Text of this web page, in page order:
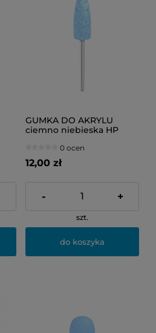
GUMKA DO AKRYLU
ciemno niebieska HP
0 ocen
12,00 zł
- +
szt.
do koszyka